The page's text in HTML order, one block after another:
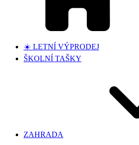
☀️ LETNÍ VÝPRODEJ
ŠKOLNÍ TAŠKY
ZAHRADA